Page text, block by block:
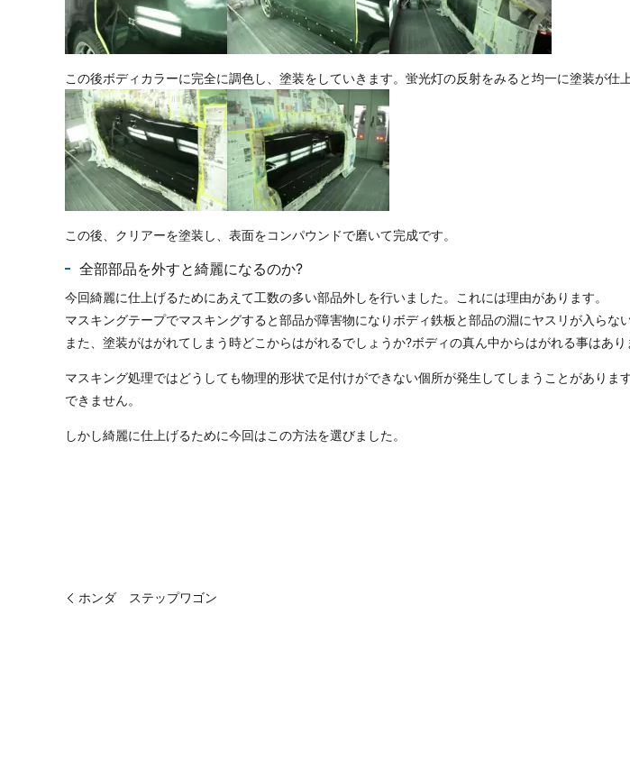
この後ボディカラーに完全に調色し、塗装をしていきます。蛍光灯の反射をみると均一に塗装が仕
この後、クリアーを塗装し、表面をコンパウンドで磨いて完成です。
全部部品を外すと綺麗になるのか?
今回綺麗に仕上げるためにあえて工数の多い部品外しを行いました。これには理由があります。
マスキングテープでマスキングすると部品が障害物になりボディ鉄板と部品の淵にヤスリが入らな
また、塗装がはがれてしまう時どこからはがれるでしょうか?ボディの真ん中からはがれる事はあ
マスキング処理ではどうしても物理的形状で足付けができない個所が発生してしまうことがあり
できません。
しかし綺麗に仕上げるために今回はこの方法を選びました。
ホンダ ステップワゴン